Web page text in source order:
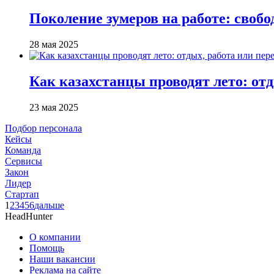
Поколение зумеров на работе:
28 мая 2025
Как казахстанцы проводят лето:
23 мая 2025
Подбор персонала
Кейсы
Команда
Сервисы
Закон
Лидер
Стартап
1 23456дальше
HeadHunter
О компании
Помощь
Наши вакансии
Реклама на сайте